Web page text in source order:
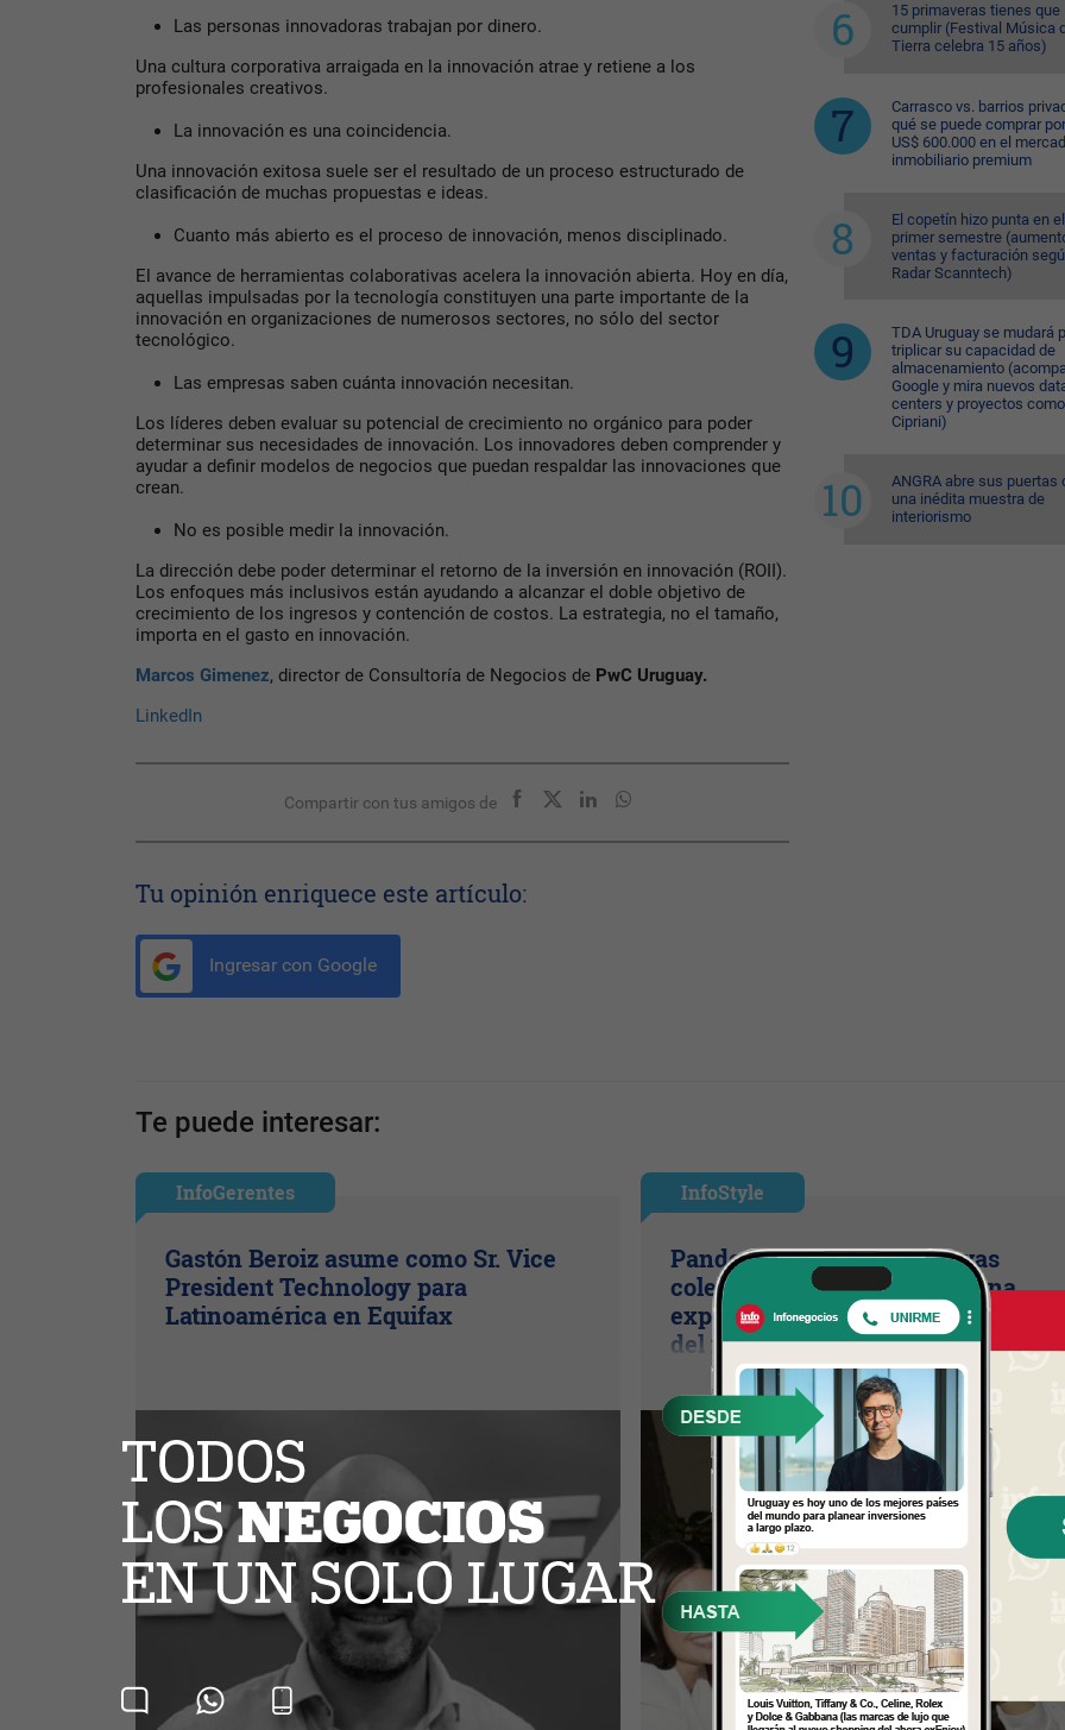
Las personas innovadoras trabajan por dinero.
Una cultura corporativa arraigada en la innovación atrae y retiene a los
profesionales creativos.
La innovación es una coincidencia.
Una innovación exitosa suele ser el resultado de un proceso estructurado de
clasificación de muchas propuestas e ideas.
Cuanto más abierto es el proceso de innovación, menos disciplinado.
El avance de herramientas colaborativas acelera la innovación abierta. Hoy en día,
aquellas impulsadas por la tecnología constituyen una parte importante de la
innovación en organizaciones de numerosos sectores, no sólo del sector
tecnológico.
Las empresas saben cuánta innovación necesitan.
Los líderes deben evaluar su potencial de crecimiento no orgánico para poder
determinar sus necesidades de innovación. Los innovadores deben comprender y
ayudar a definir modelos de negocios que puedan respaldar las innovaciones que
crean.
No es posible medir la innovación.
La dirección debe poder determinar el retorno de la inversión en innovación (ROII).
Los enfoques más inclusivos están ayudando a alcanzar el doble objetivo de
crecimiento de los ingresos y contención de costos. La estrategia, no el tamaño,
importa en el gasto en innovación.
Marcos Gimenez, director de Consultoría de Negocios de PwC Uruguay.
LinkedIn
Compartir con tus amigos de
Tu opinión enriquece este artículo:
Ingresar con Google
15 primaveras tienes que
cumplir (Festival Música
Tierra celebra 15 años)
Carrasco vs. barrios
qué se puede comprar
US$ 600.000 en el
inmobiliario premium
El copetín hizo punta en el
primer semestre
ventas y facturación
Radar Scanntech)
TDA Uruguay se mudará
triplicar su capacidad de
almacenamiento
Google y mira nuevos
centers y proyectos como
Cipriani)
ANGRA abre sus puertas
una inédita muestra de
interiorismo
Te puede interesar:
InfoGerentes
Gastón Beroiz asume como Sr. Vice
President Technology para
Latinoamérica en Equifax
InfoStyle
Pandora presentó sus nuevas
colecciones de verano con una
experiencia inspirada en el
del mar